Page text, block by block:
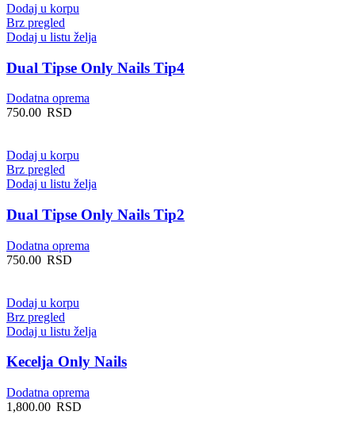
Dodaj u korpu
Brz pregled
Dodaj u listu želja
Dual Tipse Only Nails Tip4
Dodatna oprema
750.00 RSD
Dodaj u korpu
Brz pregled
Dodaj u listu želja
Dual Tipse Only Nails Tip2
Dodatna oprema
750.00 RSD
Dodaj u korpu
Brz pregled
Dodaj u listu želja
Kecelja Only Nails
Dodatna oprema
1,800.00 RSD